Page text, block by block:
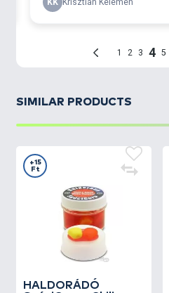
SIMILAR PRODUCTS
HALDORÁDÓ
+15
Ft